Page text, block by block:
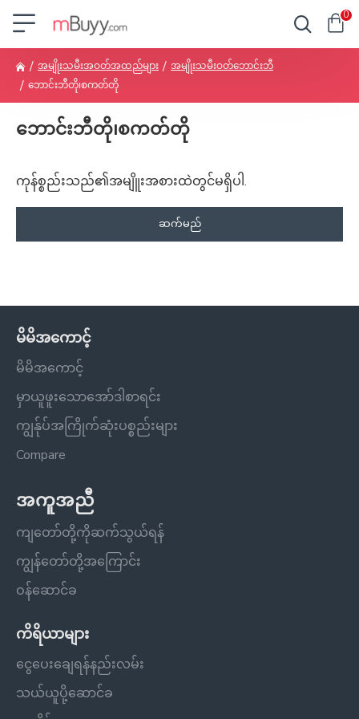
0
အမျိုးသမီးအဝတ်အထည်များ
အမျိုးသမီးဝတ်ဘောင်းဘီ
ဘောင်းဘီတို၊စကတ်တို
ဘောင်းဘီတို၊စကတ်တို
ကုန်စ္စည်းသည်၏အမျိူးအစားထဲတွင်မရှိပါ.
ဆက်မည်
မိမိအကောင့်
မိမိအကောင့်
မှာယူဖူးသောအော်ဒါစာရင်း
ကျွန်ုပ်အကြိုက်ဆုံးပစ္စည်းများ
Compare
အကူအညီ
ကျတော်တို့ကိုဆက်သွယ်ရန်
ကျွန်တော်တို့အကြောင်း
ဝန်ဆောင်ခ
ကိရိယာများ
ငွေပေးချေရန်နည်းလမ်း
သယ်ယူပို့ဆောင်ခ